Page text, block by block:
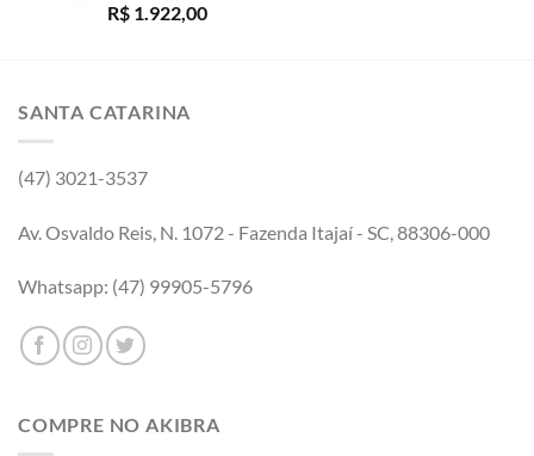
R$ 1.922,00
SANTA CATARINA
(47) 3021-3537
Av. Osvaldo Reis, N. 1072 - Fazenda Itajaí - SC, 88306-000
Whatsapp: (47) 99905-5796
COMPRE NO AKIBRA